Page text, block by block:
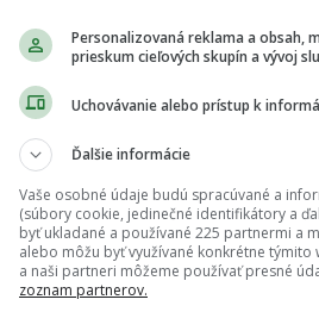
že máš postreh alebo si našiel v
Personalizovaná reklama a obsah,
prieskum cieľových skupín a vývoj
Uchovávanie alebo prístup k
Ďalšie informácie
Vaše osobné údaje budú spracúvané a
(súbory cookie, jedinečné identifikátory a
byť ukladané a používané 225 partnermi a
alebo môžu byť využívané konkrétne týmito
a naši partneri môžeme používať presné
zoznam partnerov.